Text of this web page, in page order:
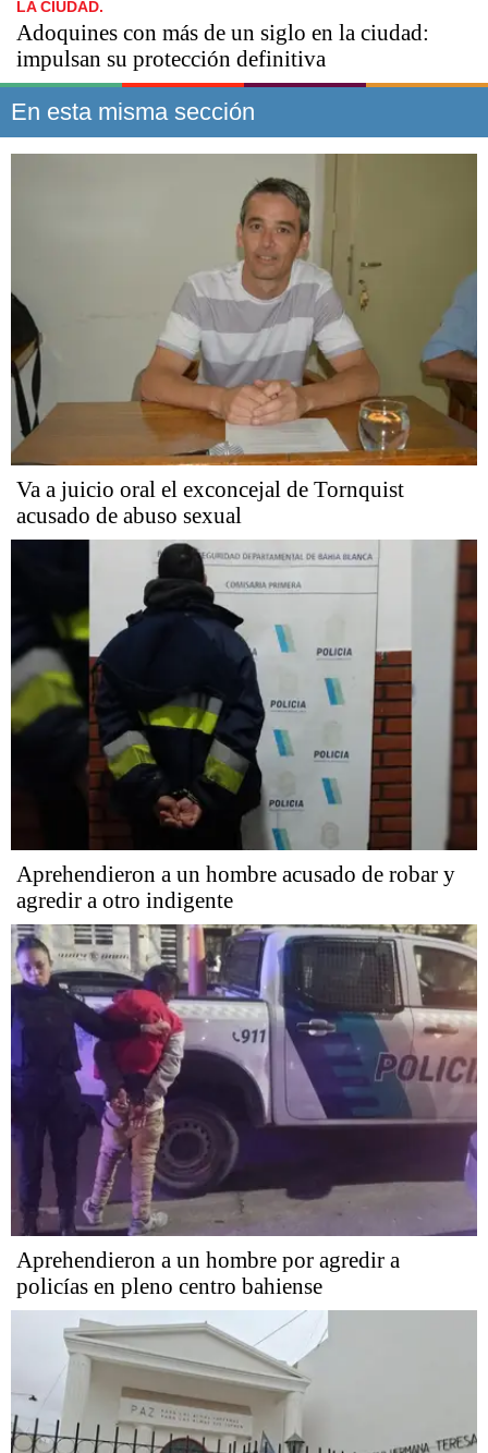
LA CIUDAD.
Adoquines con más de un siglo en la ciudad:
impulsan su protección definitiva
En esta misma sección
Va a juicio oral el exconcejal de Tornquist
acusado de abuso sexual
Aprehendieron a un hombre acusado de robar y
agredir a otro indigente
Aprehendieron a un hombre por agredir a
policías en pleno centro bahiense